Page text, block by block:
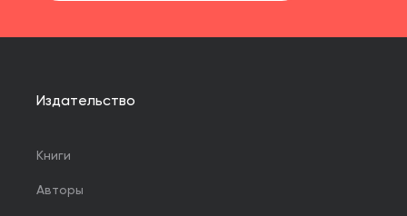
Издательство
Книги
Авторы